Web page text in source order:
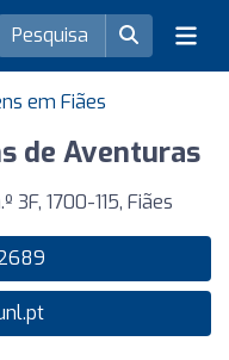
em Fiães
de Aventuras
3F, 1700-115, Fiães